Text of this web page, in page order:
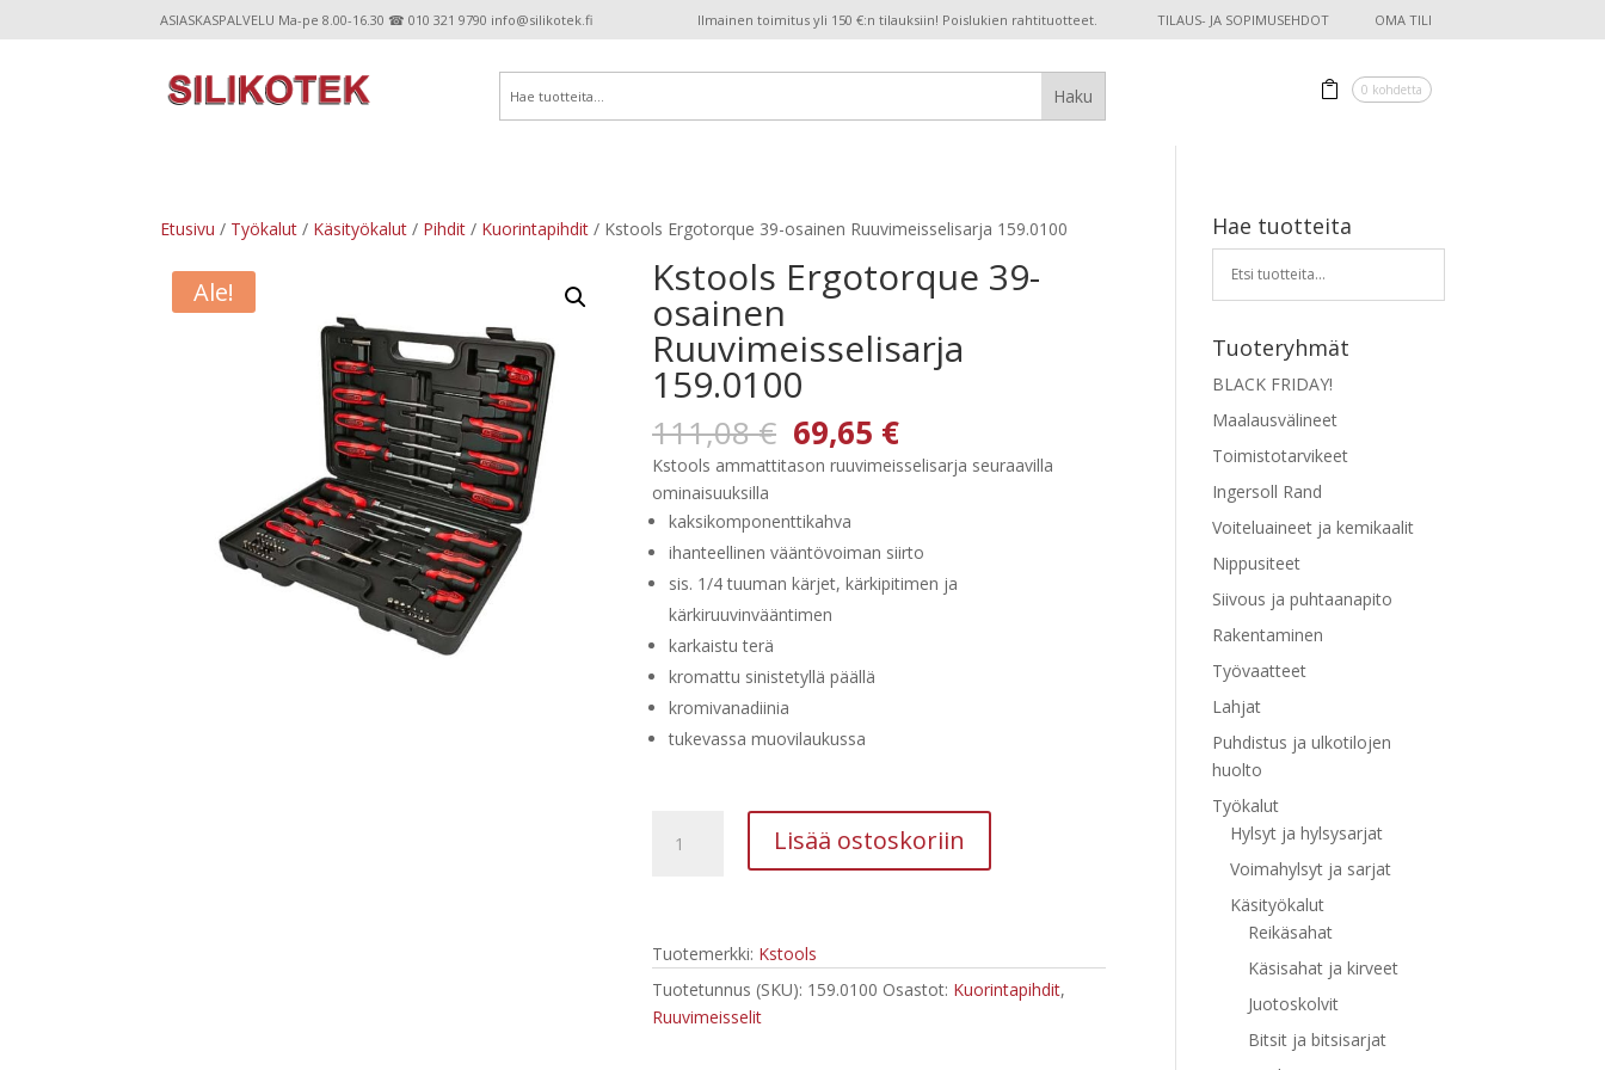
ASIASKASPALVELU Ma-pe 8.00-16.30 ☎ 010 321 9790 info@silikotek.fi Ilmainen toimitus yli 150 €:n tilauksiin! Poislukien rahtituotteet. TILAUS- JA SOPIMUSEHDOT OMA TILI
0 kohdetta
Etusivu / Työkalut / Käsityökalut / Pihdit / Kuorintapihdit / Kstools Ergotorque 39-osainen Ruuvimeisselisarja 159.0100
Ale! Kstools Ergotorque 39-
osainen
Ruuvimeisselisarja
159.0100
111,08€ Alkuperäinen
hinta
oli:
111,08 €.
69,65 €Nykyinen
hinta
on:
Kstools ammattitason ruuvimeisselisarja seuraavilla
ominaisuuksilla
kaksikomponenttikahva
ihanteellinen vääntövoiman siirto
sis. 1/4 tuuman kärjet, kärkipitimen ja
kärkiruuvinvääntimen
karkaistu terä
kromattu sinistetyllä päällä
kromivanadiinia
tukevassa muovilaukussa
Ergotorque
159.0100
määrä
Lisää ostoskoriin
Tuotemerkki: Kstools
Tuotetunnus (SKU): 159.0100 Osastot: Kuorintapihdit,
Ruuvimeisselit
Hae tuotteita
Tuoteryhmät
BLACK FRIDAY!
Maalausvälineet
Toimistotarvikeet
Ingersoll Rand
Voiteluaineet ja kemikaalit
Nippusiteet
Siivous ja puhtaanapito
Rakentaminen
Työvaatteet
Lahjat
Puhdistus ja ulkotilojen
huolto
Työkalut
Hylsyt ja hylsysarjat
Voimahylsyt ja sarjat
Käsityökalut
Reikäsahat
Käsisahat ja kirveet
Juotoskolvit
Bitsit ja bitsisarjat